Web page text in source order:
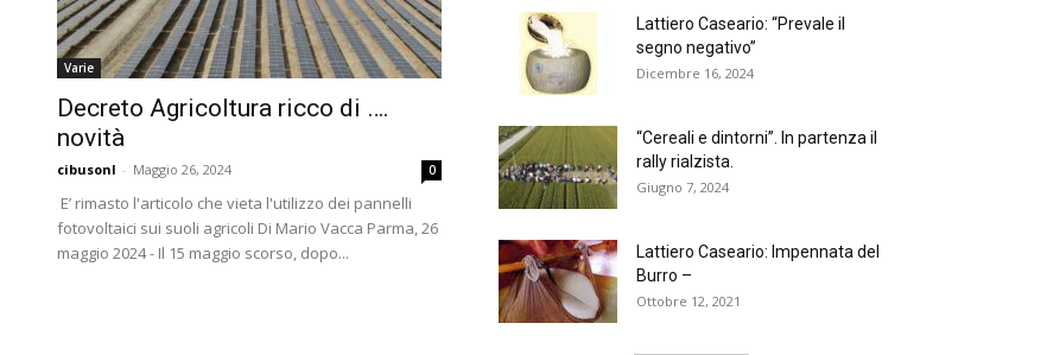
Varie
Decreto Agricoltura ricco di ….
novità
cibusonl - Maggio 26, 2024 0
E’ rimasto l'articolo che vieta l'utilizzo dei pannelli
fotovoltaici sui suoli agricoli Di Mario Vacca Parma, 26
maggio 2024 - Il 15 maggio scorso, dopo...
Lattiero Caseario: “Prevale il
segno negativo”
Dicembre 16, 2024
“Cereali e dintorni”. In partenza il
rally rialzista.
Giugno 7, 2024
Lattiero Caseario: Impennata del
Burro –
Ottobre 12, 2021